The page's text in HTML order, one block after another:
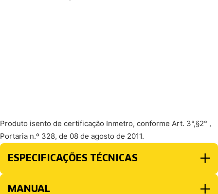
Produto isento de certificação Inmetro, conforme Art. 3°,§2° ,
Portaria n.º 328, de 08 de agosto de 2011.
ESPECIFICAÇÕES TÉCNICAS
MANUAL